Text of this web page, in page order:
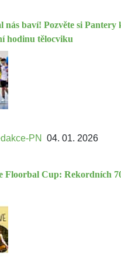
nás baví! Pozvěte si Pantery
hodinu tělocviku
PN 04. 01. 2026
Floorbal Cup: Rekordních